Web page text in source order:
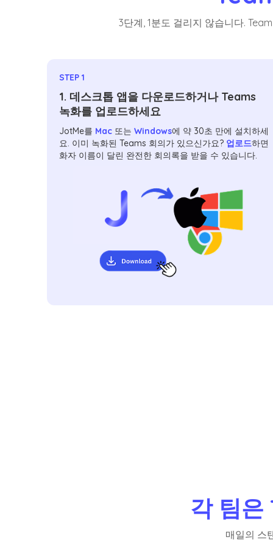
3단계, 1분도 걸리지 않습니다.
STEP 1
1. 데스크톱 앱을 다운로드하거나 Teams
녹화를 업로드하세요
JotMe를 Mac 또는Windows에 약 30초 만에 설치하세
요. 이미 녹화된 Teams 회의가 있으신가요? 업로드하면
화자 이름이 달린 완전한 회의록을 받을 수 있습니다.
각 팀은
매일의 스